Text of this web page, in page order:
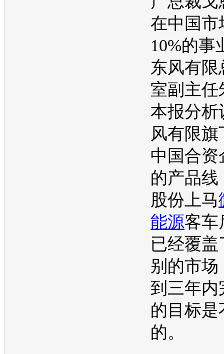
在中国市
10%的事
东风有限
室副主任
本报分析
风有限
中国合资
的产品线
股份上马
能源客车
已经覆
别的市场
到三年内
的目标是
的。